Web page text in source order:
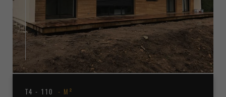
T4 - 110 M²